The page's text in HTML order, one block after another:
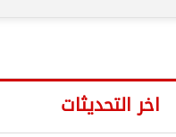
اخر التحديثات